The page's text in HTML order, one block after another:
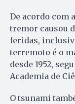
De acordo com
tremor causou
feridas,
terremoto é o
desde 1952,
Academia de
O tsunami